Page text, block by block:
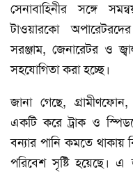
সেনাবাহিনীর সঙ্গে
টাওয়ারকো
সরঞ্জাম, জেনারেটর ও
সহযোগিতা করা হচ্ছে।
জানা গেছে,
একটি করে ট্রাক ও
বন্যার পানি কমতে
পরিবেশ সৃষ্টি হয়েছে।